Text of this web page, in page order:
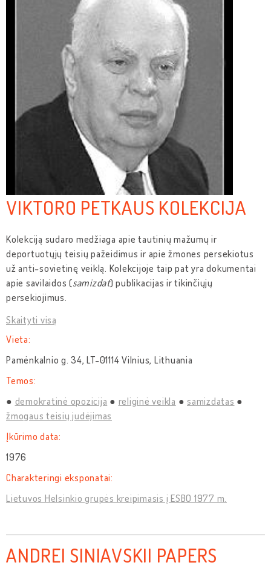
VIKTORO PETKAUS KOLEKCIJA
Kolekciją sudaro medžiaga apie tautinių mažumų ir
deportuotųjų teisių pažeidimus ir apie žmones persekiotus
už anti-sovietinę veiklą. Kolekcijoje taip pat yra dokumentai
apie savilaidos (samizdat) publikacijas ir tikinčiųjų
persekiojimus.
Skaityti visą
Vieta:
Pamėnkalnio g. 34, LT-01114 Vilnius, Lithuania
Temos:
demokratinė opozicija
religinė veikla
samizdatas
žmogaus teisių judėjimas
Įkūrimo data:
1976
Charakteringi eksponatai:
Lietuvos Helsinkio grupės kreipimasis į ESBO 1977 m.
ANDREI SINIAVSKII PAPERS